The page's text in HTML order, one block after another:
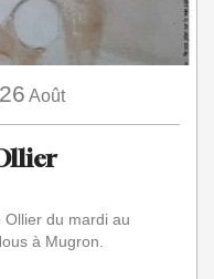
26 Août
du mardi au
à Mugron.